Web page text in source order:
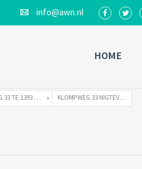
info@awn.nl
HOME
KLOMPWEG 33 TE 1393 PJ NIGTEVECHT KLOMPWEG 33 NIGTEVECHT-47